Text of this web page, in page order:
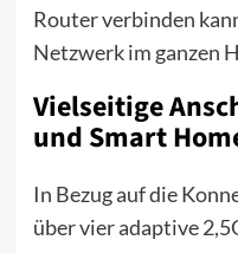
Router verbinden
Netzwerk im ganzen
Vielseitige
und Smart
In Bezug auf die
über vier adaptive